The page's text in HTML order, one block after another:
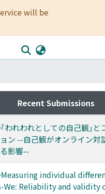
will be
Recent Submissions
われわれとしての自己観｣と
ン --自己観がオンライン対
影響--
individual
We: Reliability and validity